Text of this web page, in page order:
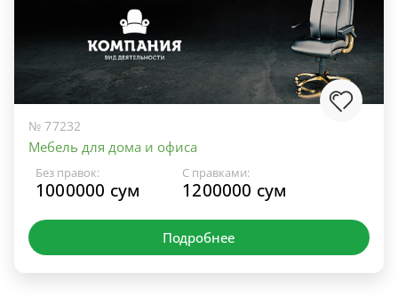
№ 77232
Мебель для дома и офиса
Без правок:
1000000 сум
С правками:
1200000 сум
Подробнее